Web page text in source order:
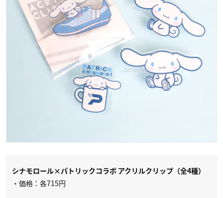
シナモロール×パトリックコラボ アクリルクリップ（全4種）
・価格：各715円